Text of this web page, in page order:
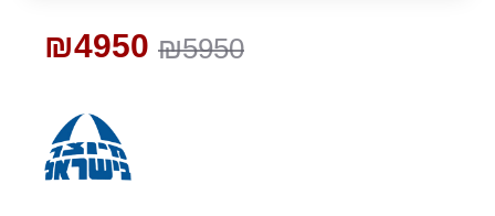
₪5950
₪4950